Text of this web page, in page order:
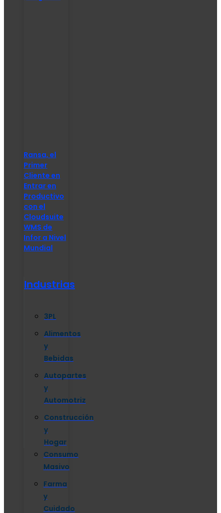
Ransa, el
Primer
Cliente en
Entrar en
Productivo
con el
Cloudsuite
WMS de
Infor a Nivel
Mundial
Industrias
3PL
Alimentos
y
Bebidas
Autopartes
y
Automotriz
Construcción
y
Hogar
Consumo
Masivo
Farma
y
Cuidado